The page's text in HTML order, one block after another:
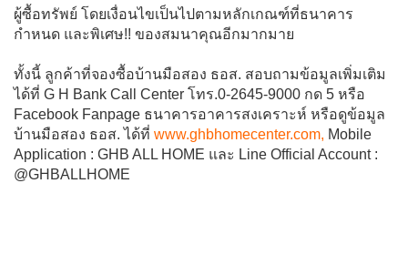
ผู้ซื้อทรัพย์ โดยเงื่อนไขเป็นไปตามหลักเกณฑ์ที่ธนาคาร
กำหนด และพิเศษ!! ของสมนาคุณอีกมากมาย
ทั้งนี้ ลูกค้าที่จองซื้อบ้านมือสอง ธอส. สอบถามข้อมูลเพิ่มเติม
ได้ที่ G H Bank Call Center โทร.0-2645-9000 กด 5 หรือ
Facebook Fanpage ธนาคารอาคารสงเคราะห์ หรือดูข้อมูล
บ้านมือสอง ธอส. ได้ที่ www.ghbhomecenter.com, Mobile
Application : GHB ALL HOME และ Line Official Account :
@GHBALLHOME